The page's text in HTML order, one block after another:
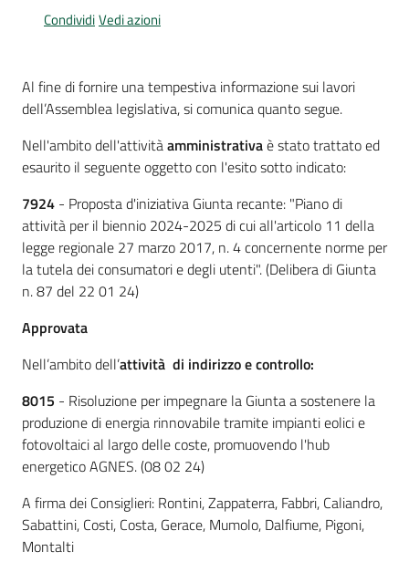
Per
i
cittadini
CondividiVedi azioni
Al fine di fornire una tempestiva informazione sui lavori
dell’Assemblea legislativa, si comunica quanto segue.
Nell'ambito dell'attivitàamministrativaè stato trattato ed
esaurito il seguente oggetto con l'esito sotto indicato:
7924 - Proposta d'iniziativa Giunta recante: "Piano di
attività per il biennio 2024-2025 di cui all'articolo 11 della
legge regionale 27 marzo 2017, n. 4 concernente norme per
la tutela dei consumatori e degli utenti". (Delibera di Giunta
n. 87 del 22 01 24)
Approvata
Nell’ambitodell’attività di indirizzo e controllo:
8015 - Risoluzione per impegnare la Giunta a sostenere la
produzione di energia rinnovabile tramite impianti eolici e
fotovoltaici al largo delle coste, promuovendo l'hub
energetico AGNES. (08 02 24)
A firma dei Consiglieri: Rontini, Zappaterra, Fabbri, Caliandro,
Sabattini, Costi, Costa, Gerace, Mumolo, Dalfiume, Pigoni,
Montalti